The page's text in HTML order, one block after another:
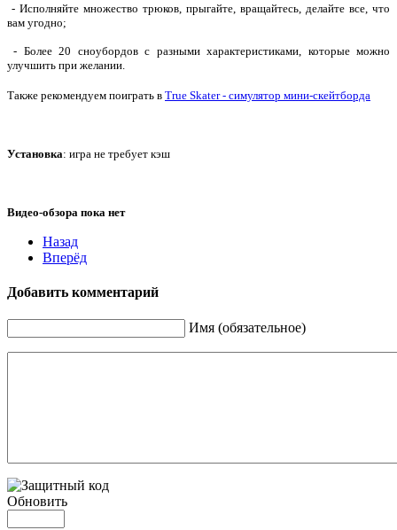
- Исполняйте множество трюков, прыгайте, вращайтесь, делайте все, что
вам угодно;
- Более 20 сноубордов с разными характеристиками, которые можно
улучшить при желании.
Также рекомендуем поиграть в True Skater - симулятор мини-скейтборда
Установка: игра не требует кэш
Видео-обзора пока нет
Назад
Вперёд
Добавить комментарий
Имя (обязательное)
Обновить